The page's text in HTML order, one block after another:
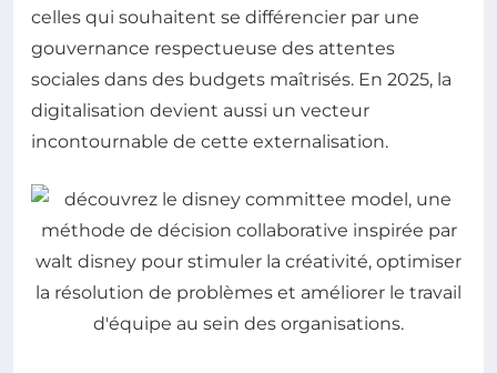
celles qui souhaitent se différencier par une
gouvernance respectueuse des attentes
sociales dans des budgets maîtrisés. En 2025, la
digitalisation devient aussi un vecteur
incontournable de cette externalisation.